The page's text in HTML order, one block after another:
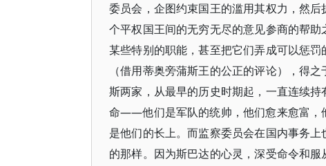
委员会，企图约束国王的滥用其权力，然
个平权国王间的无穷无尽的意见参商的帮
某些特别的职能，甚至把它们弄成可以惩
（借用蒂奥旁蒲斯王的公正的评论），得
斯两家，从最早的历史时期起，一直连续
命——他们是军队的统帅，他们愈来愈富，
是他们的长上。而监察委员会在国内事务
的那样。因为斯巴达的心灵，深受命令和